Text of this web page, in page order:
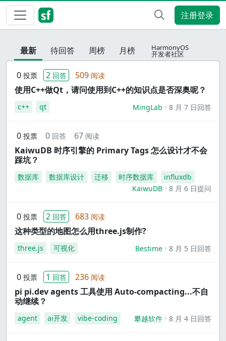
注册登录
最新 待回答 周榜 月榜 HarmonyOS
开发者社区
0 投票 2 回答 509 阅读
使用C++做Qt，请问使用到C++的知识点是否深奥呢？
c++ qt MingLab 8 月 7 日回答
0 投票 0 回答 67 阅读
KaiwuDB 时序引擎的 Primary Tags 怎么设计才不会
踩坑？
数据库 数据库设计 迁移 时序数据库
influxdb
KaiwuDB
8 月 6 日提问
0 投票 2 回答 683 阅读
这种类型的地图怎么用three.js制作?
three.js 可视化 Bestime 8 月 5 日回答
0 投票 1 回答 236 阅读
pi pi.dev agents 工具使用 Auto-compacting...不自
动继续？
agent ai开发 vibe-coding 攀越软件 8 月 4 日回答